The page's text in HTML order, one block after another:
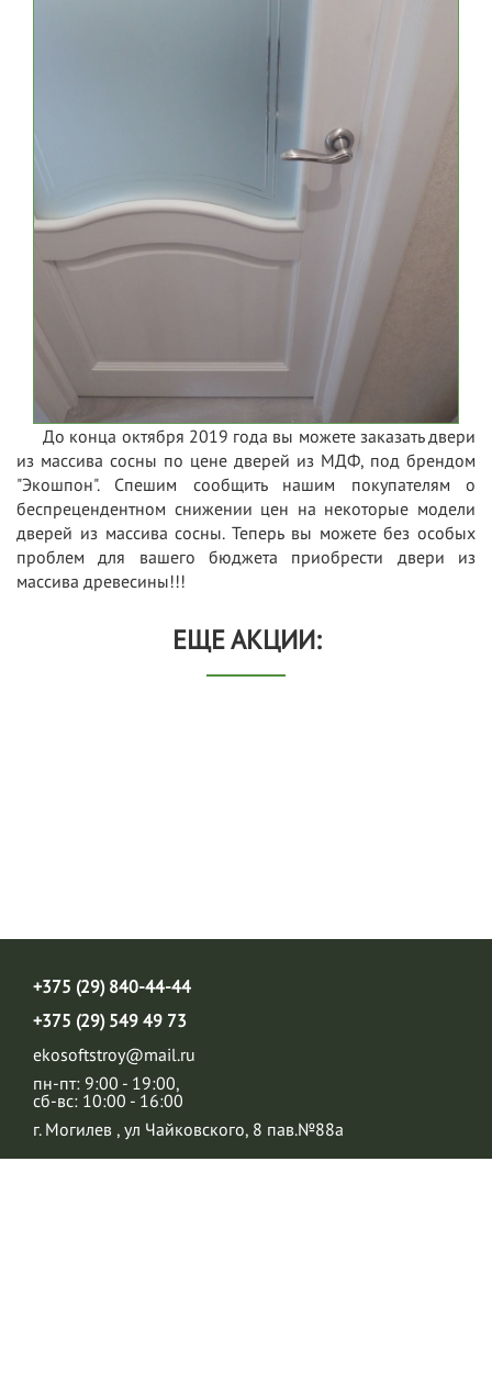
До конца октября 2019 года вы можете заказать двери
из массива сосны по цене дверей из МДФ, под брендом
"Экошпон". Спешим сообщить нашим покупателям о
беспрецендентном снижении цен на некоторые модели
дверей из массива сосны. Теперь вы можете без особых
проблем для вашего бюджета приобрести двери из
массива древесины!!!
ЕЩЕ АКЦИИ:
+375 (29) 840-44-44
+375 (29) 549 49 73
ekosoftstroy@mail.ru
пн-пт: 9:00 - 19:00,
сб-вс: 10:00 - 16:00
г. Могилев , ул Чайковского, 8 пав.№88а